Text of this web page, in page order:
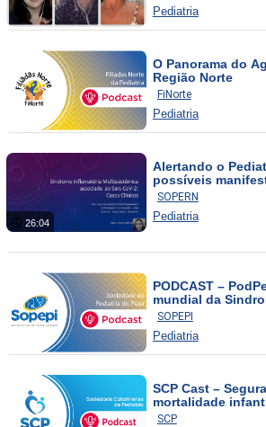
Pediatria
O Panorama do
Região Norte
FiNorte
Pediatria
26:04
Alertando o
possíveis
nas crianças –
Multissistêmica
CoV-2: Casos
SOPERN
Pediatria
PODCAST –
mundial da
SOPEPI
Pediatria
SCP Cast –
mortalidade
SCP